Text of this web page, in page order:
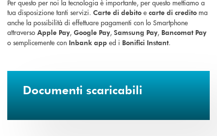
Per questo per noi la tecnologia è importante, per questo mettiamo a
tua disposizione tanti servizi. Carte di debito e carte di credito ma
anche la possibilità di effettuare pagamenti con lo Smartphone
attraverso Apple Pay, Google Pay, Samsung Pay, Bancomat Pay
o semplicemente con Inbank app ed i Bonifici Instant.
Documenti scaricabili